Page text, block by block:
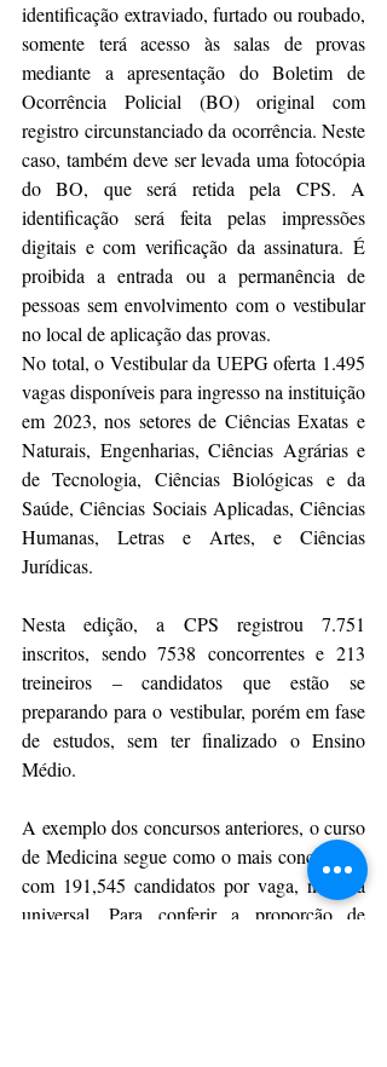
identificação extraviado, furtado ou roubado,
somente terá acesso às salas de provas
mediante a apresentação do Boletim de
Ocorrência Policial (BO) original com
registro circunstanciado da ocorrência. Neste
caso, também deve ser levada uma fotocópia
do BO, que será retida pela CPS. A
identificação será feita pelas impressões
digitais e com verificação da assinatura. É
proibida a entrada ou a permanência de
pessoas sem envolvimento com o vestibular
no local de aplicação das provas.
No total, o Vestibular da UEPG oferta 1.495
vagas disponíveis para ingresso na instituição
em 2023, nos setores de Ciências Exatas e
Naturais, Engenharias, Ciências Agrárias e
de Tecnologia, Ciências Biológicas e da
Saúde, Ciências Sociais Aplicadas, Ciências
Humanas, Letras e Artes, e Ciências
Jurídicas.
Nesta edição, a CPS registrou 7.751
inscritos, sendo 7538 concorrentes e 213
treineiros – candidatos que estão se
preparando para o vestibular, porém em fase
de estudos, sem ter finalizado o Ensino
Médio.
A exemplo dos concursos anteriores, o curso
de Medicina segue como o mais concorrido,
com 191,545 candidatos por vaga, na cota
universal. Para conferir a proporção de